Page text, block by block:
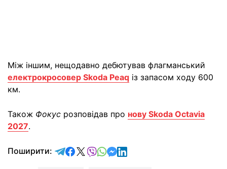
Між іншим, нещодавно дебютував флагманський
електрокросовер Skoda Peaq із запасом ходу 600
км.
Також Фокус розповідав про нову Skoda Octavia
2027.
Поширити: відправити у Telegram
поділитись у Facebook
поділитись у X
відправити у Viber
відправити у Whatsapp
відправити у Messenger
відправити у LinkedIn